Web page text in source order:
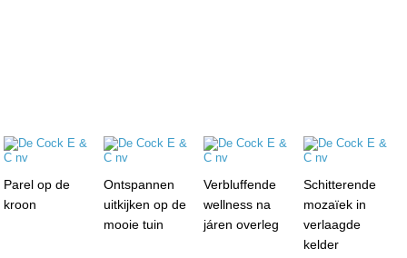
Parel op de
kroon
Ontspannen
uitkijken op de
mooie tuin
Verbluffende
wellness na
járen overleg
Schitterende
mozaïek in
verlaagde
kelder